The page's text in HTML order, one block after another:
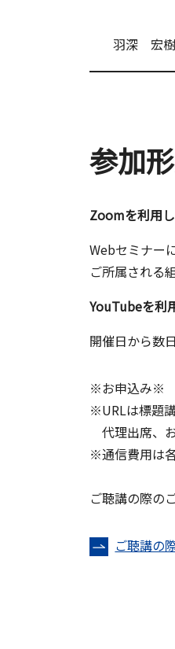
羽深 宏樹
参加
Zoomを利用
Webセミナー
ご所属される
YouTubeを利
開催日から数
※お申込み※
※URLは標題
代理出席、
※通信費用は
ご聴講の際の
ご聴講の